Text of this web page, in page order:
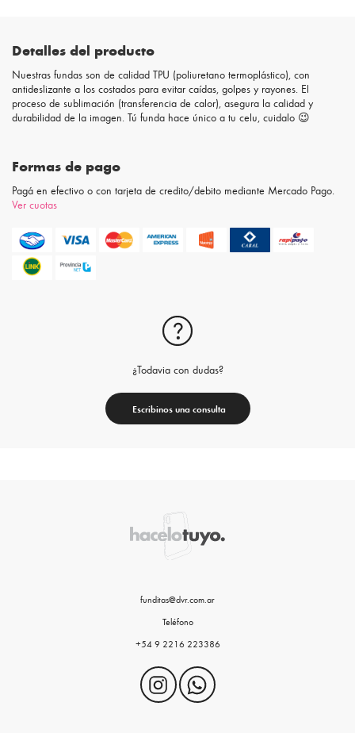
Detalles del producto
Nuestras fundas son de calidad TPU (poliuretano termoplástico), con
antideslizante a los costados para evitar caídas, golpes y rayones. El
proceso de sublimación (transferencia de calor), asegura la calidad y
durabilidad de la imagen. Tú funda hace único a tu celu, cuidalo 😉
Formas de pago
Pagá en efectivo o con tarjeta de credito/debito mediante Mercado Pago.
Ver cuotas
¿Todavia con dudas?
Escribinos una consulta
funditas@dvr.com.ar
Teléfono
+54 9 2216 223386